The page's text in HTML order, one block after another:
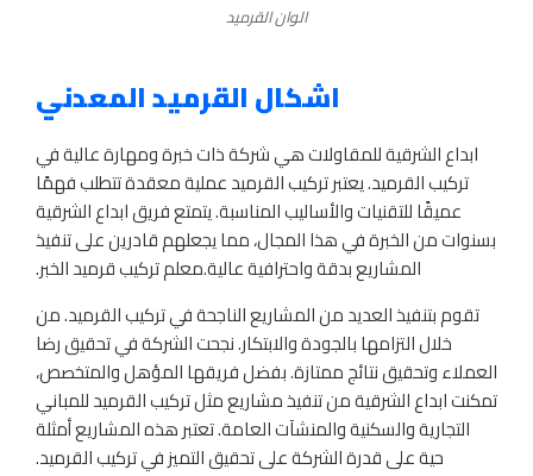
الوان القرميد
اشكال القرميد المعدني
ابداع الشرقية للمقاولات هي شركة ذات خبرة ومهارة عالية في
تركيب القرميد. يعتبر تركيب القرميد عملية معقدة تتطلب فهمًا
عميقًا للتقنيات والأساليب المناسبة. يتمتع فريق ابداع الشرقية
بسنوات من الخبرة في هذا المجال، مما يجعلهم قادرين على تنفيذ
المشاريع بدقة واحترافية عالية.معلم تركيب قرميد الخبر.
تقوم بتنفيذ العديد من المشاريع الناجحة في تركيب القرميد. من
خلال التزامها بالجودة والابتكار. نجحت الشركة في تحقيق رضا
العملاء وتحقيق نتائج ممتازة. بفضل فريقها المؤهل والمتخصص،
تمكنت ابداع الشرقية من تنفيذ مشاريع مثل تركيب القرميد للمباني
التجارية والسكنية والمنشآت العامة. تعتبر هذه المشاريع أمثلة
حية على قدرة الشركة على تحقيق التميز في تركيب القرميد.